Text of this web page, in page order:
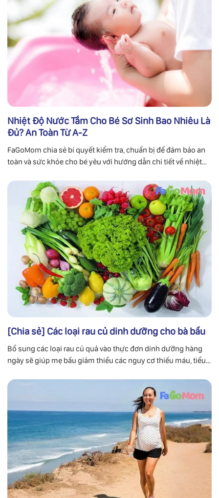
Nhiệt Độ Nước Tắm Cho Bé Sơ Sinh Bao Nhiêu Là
Đủ? An Toàn Từ A-Z
FaGoMom chia sẻ bí quyết kiểm tra, chuẩn bị để đảm bảo an
toàn và sức khỏe cho bé yêu với hướng dẫn chi tiết về nhiệt
[Chia sẻ] Các loại rau củ dinh dưỡng cho bà bầu
Bổ sung các loại rau củ quả vào thực đơn dinh dưỡng hàng
ngày sẽ giúp mẹ bầu giảm thiểu các nguy cơ thiếu máu, tiểu